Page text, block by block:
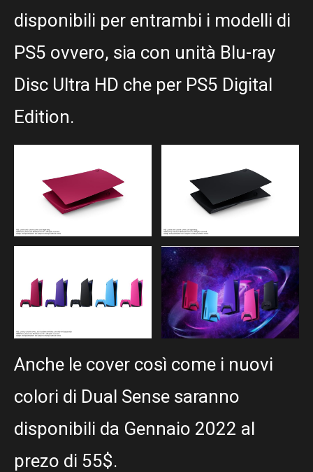
disponibili per entrambi i modelli di
PS5 ovvero, sia con unità Blu-ray
Disc Ultra HD che per PS5 Digital
Edition.
Anche le cover così come i nuovi
colori di Dual Sense saranno
disponibili da Gennaio 2022 al
prezo di 55$.